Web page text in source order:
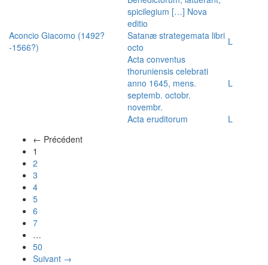
spicilegium […] Nova
editio
Aconcio Giacomo (1492?
-1566?)
Satanæ strategemata libri
octo
L
Acta conventus
thoruniensis celebrati
anno 1645, mens.
septemb. octobr.
novembr.
L
Acta eruditorum
L
← Précédent
1
2
3
4
5
6
7
…
50
Suivant →